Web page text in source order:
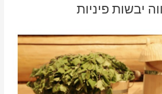
יבשות פיניות